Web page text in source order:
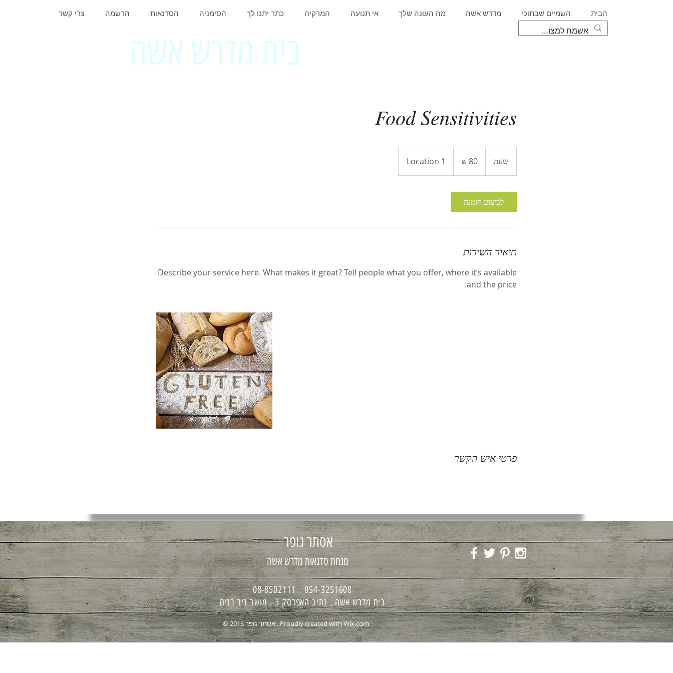
צרי קשר הרשמה הסדנאות הסימניה כתר יתנו לך המרקיה אי תנועה מה העונה שלך מדרש אשה השמיים שבתוכי הבית
Food Sensitivities
שעה
ע
חדשים
Location 1
לביצוע הזמנה
תיאור השירות
Describe your service here. What makes it great? Tell people what you offer, where it’s available
and the price.
פרטי איש הקשר
מנחת סדנאות מדרש אשה
אסתר גופר
054-3251608 08-8502111
בית מדרש אשה . נתיב האפרסק 3 . מושב ניר בנים
© 2016 אסתר גופר . Proudly created withWix.com